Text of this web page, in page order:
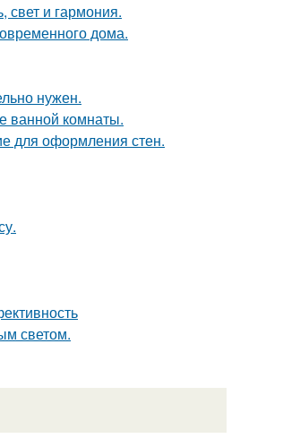
свет и гармония.
дома.
нужен.
ванной комнаты.
для оформления стен.
светом.